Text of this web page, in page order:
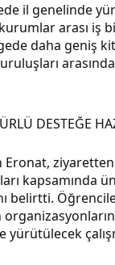
il genelinde
kurumlar arası
daha geniş
DESTEĞE
Eronat,
belirtti.